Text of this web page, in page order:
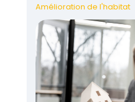
Amélioration de l'habitat